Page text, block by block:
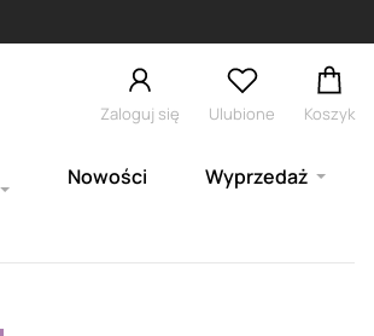
Zaloguj się Ulubione Koszyk
Nowości Wyprzedaż